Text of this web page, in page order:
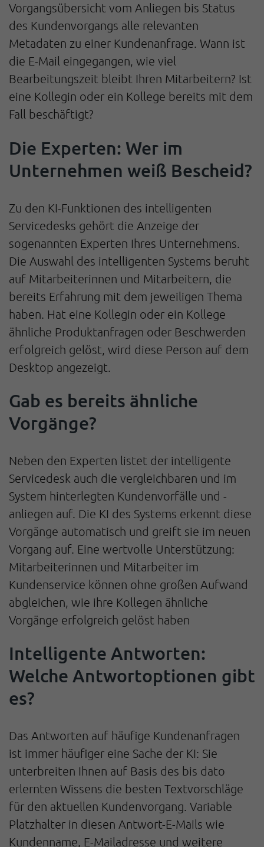
Vorgangsübersicht vom Anliegen bis Status
des Kundenvorgangs alle relevanten
Metadaten zu einer Kundenanfrage. Wann ist
die E-Mail eingegangen, wie viel
Bearbeitungszeit bleibt Ihren Mitarbeitern? Ist
eine Kollegin oder ein Kollege bereits mit dem
Fall beschäftigt?
Die Experten: Wer im
Unternehmen weiß Bescheid?
Zu den KI-Funktionen des intelligenten
Servicedesks gehört die Anzeige der
sogenannten Experten Ihres Unternehmens.
Die Auswahl des intelligenten Systems beruht
auf Mitarbeiterinnen und Mitarbeitern, die
bereits Erfahrung mit dem jeweiligen Thema
haben. Hat eine Kollegin oder ein Kollege
ähnliche Produktanfragen oder Beschwerden
erfolgreich gelöst, wird diese Person auf dem
Desktop angezeigt.
Gab es bereits ähnliche
Vorgänge?
Neben den Experten listet der intelligente
Servicedesk auch die vergleichbaren und im
System hinterlegten Kundenvorfälle und -
anliegen auf. Die KI des Systems erkennt diese
Vorgänge automatisch und greift sie im neuen
Vorgang auf. Eine wertvolle Unterstützung:
Mitarbeiterinnen und Mitarbeiter im
Kundenservice können ohne großen Aufwand
abgleichen, wie ihre Kollegen ähnliche
Vorgänge erfolgreich gelöst haben
Intelligente Antworten:
Welche Antwortoptionen gibt
es?
Das Antworten auf häufige Kundenanfragen
ist immer häufiger eine Sache der KI: Sie
unterbreiten Ihnen auf Basis des bis dato
erlernten Wissens die besten Textvorschläge
für den aktuellen Kundenvorgang. Variable
Platzhalter in diesen Antwort-E-Mails wie
Kundenname, E-Mailadresse und weitere